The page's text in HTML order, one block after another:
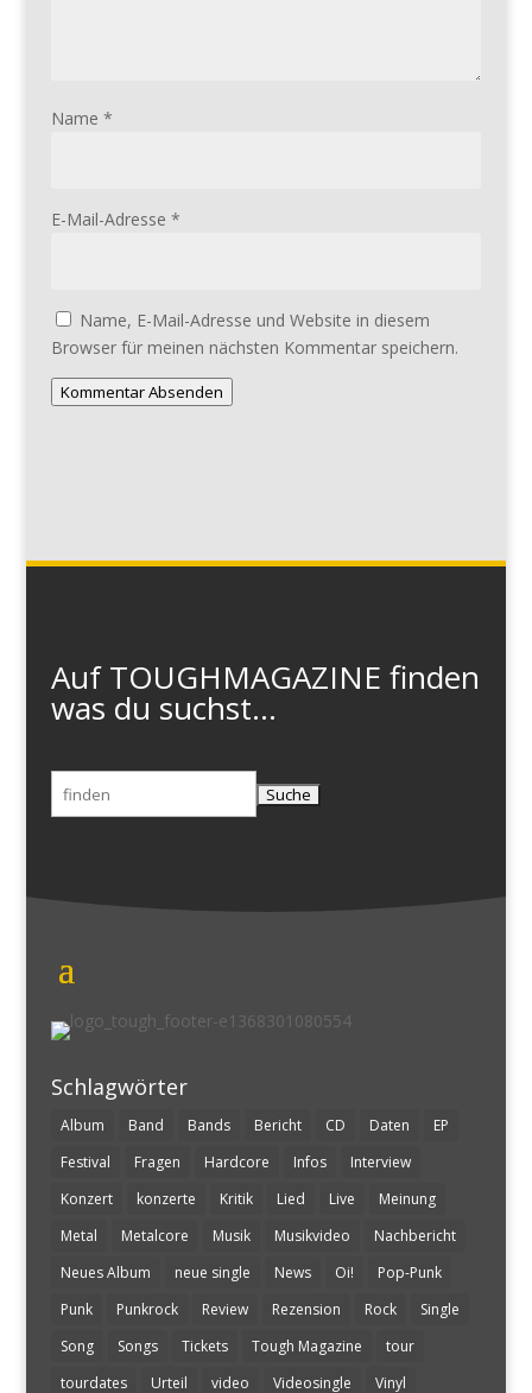
Name *
E-Mail-Adresse *
Name, E-Mail-Adresse und Website in diesem
Browser für meinen nächsten Kommentar speichern.
Kommentar Absenden
Auf TOUGHMAGAZINE finden
was du suchst...
Suchen
nach:
Schlagwörter
Album Band Bands Bericht CD Daten
EP
Festival
Fragen Hardcore Infos
Interview
Konzert
konzerte Kritik Lied Live
Meinung
Metal
Metalcore Musik Musikvideo
Nachbericht
Neues Album
neue single News Oi!
Pop-Punk
Punk
Punkrock Review Rezension Rock
Single
Song
Songs Tickets Tough Magazine
tour
tourdates
Urteil video Videosingle Vinyl